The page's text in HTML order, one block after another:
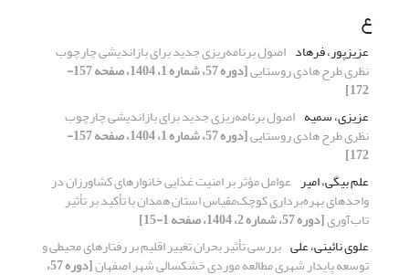
ع
عزیزپور، فرهاد اصول برنامه‌ریزی جدید برای بازاندیشی چارچوب
نظری طرح هادی روستایی [دوره 57، شماره 1، 1404، صفحه 157-
172]
عزیزی، سمیه اصول برنامه‌ریزی جدید برای بازاندیشی چارچوب
نظری طرح هادی روستایی [دوره 57، شماره 1، 1404، صفحه 157-
172]
علم بیگی، امیر عوامل مؤثر بر امنیت غذایی خانوارهای کشاورزان در
واحدهای بهره‌برداری کوچک‌مقیاس استان همدان با تأکید بر تأثیر
تاب‌آوری[دوره 57، شماره 2، 1404، صفحه 1-15]
علوی نائینی، علی بررسی تأثیر بحران تغییر اقلیم بر رفتارهای محیطی و
توسعه پایدار شهری مطالعه موردی خشکسالی شهر اصفهان [دوره 57،